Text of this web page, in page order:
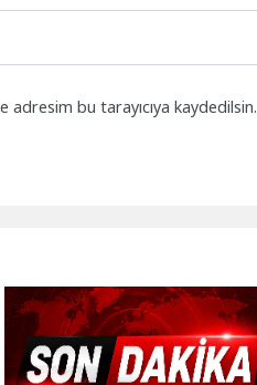
adresim bu tarayıcıya kaydedilsin.